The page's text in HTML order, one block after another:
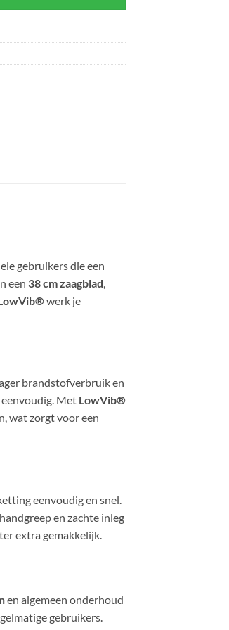
gebruikers die een
een 38 cm zaagblad,
werk je
brandstofverbruik en
Met LowVib®
wat zorgt voor een
eenvoudig en snel.
en zachte inleg
extra gemakkelijk.
en algemeen onderhoud
gebruikers.